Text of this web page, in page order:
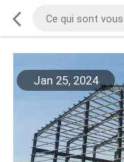
Jan 25, 2024